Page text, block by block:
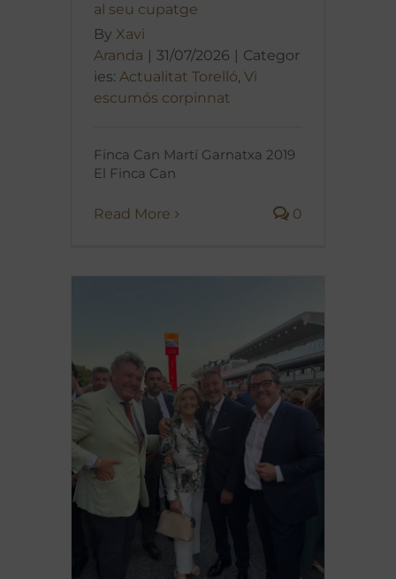
al seu cupatge
By Xavi
Aranda
31/07/2026
Categor
ies: Actualitat Torelló, Vi
escumós corpinnat
Finca Can Martí Garnatxa 2019
El Finca Can
Read More 0